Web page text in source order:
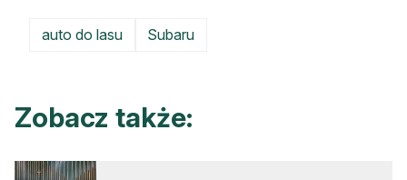
auto do lasu Subaru
Zobacz także: